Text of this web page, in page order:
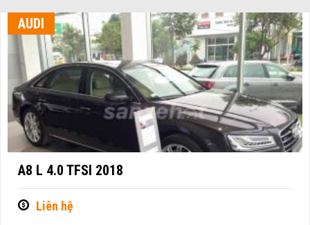
AUDI
A8 L 4.0 TFSI 2018
Liên hệ